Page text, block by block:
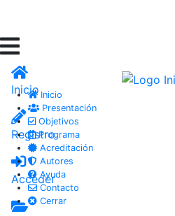
Inicio
Registro
Acceder
Inicio
Presentación
Objetivos
Programa
Acreditación
Autores
Ayuda
Contacto
Cerrar